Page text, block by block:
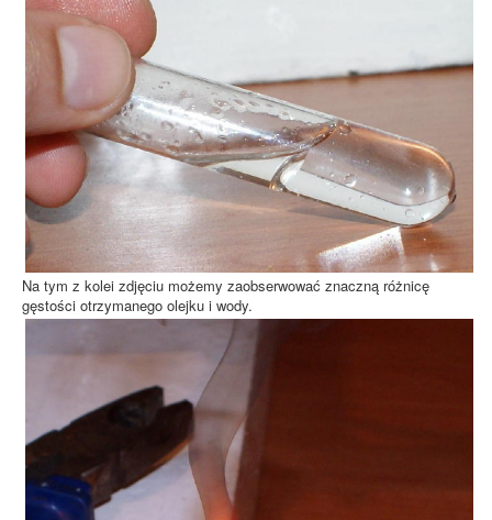
Na tym z kolei zdjęciu możemy zaobserwować znaczną różnicę
gęstości otrzymanego olejku i wody.